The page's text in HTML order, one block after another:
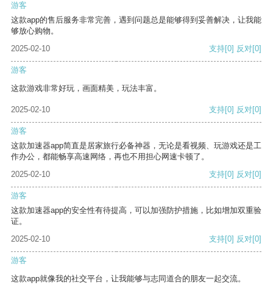
游客
这款app的售后服务非常完善，遇到问题总是能够得到妥善解决，让我能
够放心购物。
2025-02-10
支持[0] 反对[0]
游客
这款游戏非常好玩，画面精美，玩法丰富。
2025-02-10 支持[0] 反对[0]
游客
这款加速器app简直是居家旅行必备神器，无论是看视频、玩游戏还是工
作办公，都能畅享高速网络，再也不用担心网速卡顿了。
2025-02-10
支持[0] 反对[0]
游客
这款加速器app的安全性有待提高，可以加强防护措施，比如增加双重验
证。
2025-02-10
支持[0] 反对[0]
游客
这款app就像我的社交平台，让我能够与志同道合的朋友一起交流。